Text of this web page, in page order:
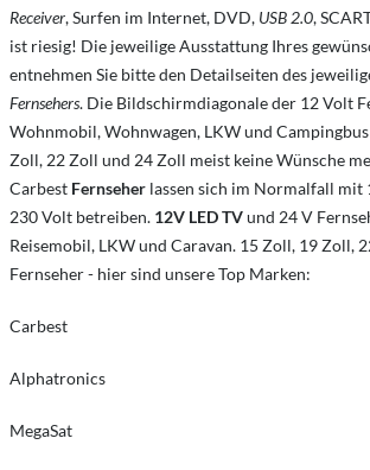
Receiver, Surfen im Internet, DVD, USB 2.0,
ist riesig! Die jeweilige Ausstattung Ihres
entnehmen Sie bitte den Detailseiten des
Fernsehers. Die Bildschirmdiagonale der 12 Volt
Wohnmobil, Wohnwagen, LKW und
Zoll, 22 Zoll und 24 Zoll meist keine Wünsche
Carbest Fernseher lassen sich im Normalfall mit
230 Volt betreiben. 12V LED TVund 24 V
Reisemobil, LKW und Caravan. 15 Zoll, 19 Zoll,
Fernseher - hier sind unsere Top Marken:
Carbest
Alphatronics
MegaSat